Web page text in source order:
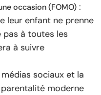
occasion (FOMO) :
leur enfant ne prenne
pas à toutes les
à suivre
médias sociaux et la
moderne